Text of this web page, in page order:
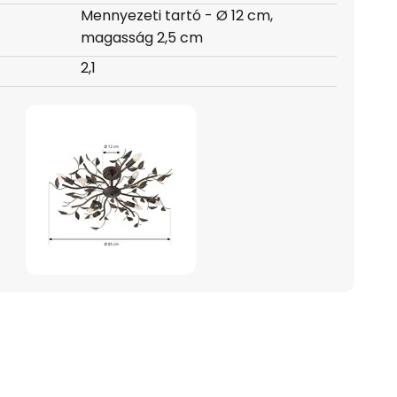
Mennyezeti tartó - Ø 12 cm,
magasság 2,5 cm
2,1